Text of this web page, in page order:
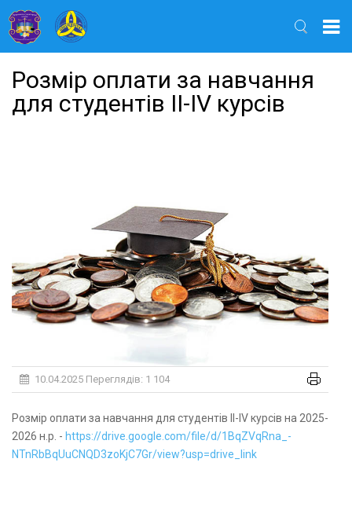
Розмір оплати за навчання
для студентів ІІ-ІV курсів
10.04.2025 Переглядів: 1 104
Розмір оплати за навчання для студентів ІІ-ІV курсів на 2025-
2026 н.р. - https://drive.google.com/file/d/1BqZVqRna_-
NTnRbBqUuCNQD3zoKjC7Gr/view?usp=drive_link